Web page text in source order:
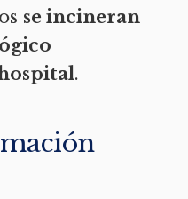
se incineran
.